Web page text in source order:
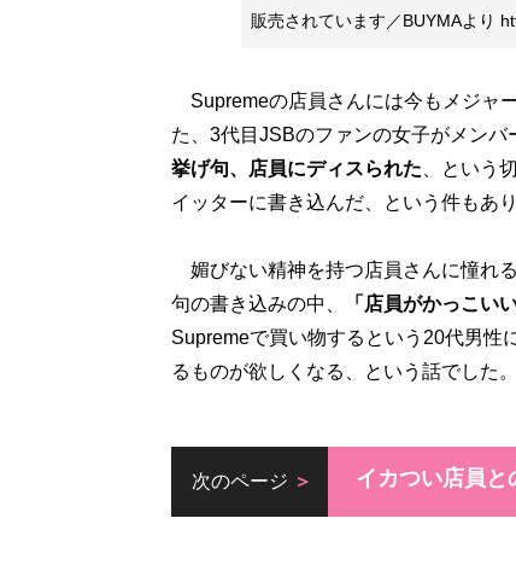
販売されています／BUYMAより
Supremeの店員さんには今もメジャ
た、3代目JSBのファンの女子がメンバ
挙げ句、店員にディスられた 、という
イッターに書き込んだ、という件もあり
媚びない精神を持つ店員さんに憧れ
句の書き込みの中、
「店員がかっこい
Supremeで買い物するという20代男性
るものが欲しくなる、という話でした。
次のページ イカつい店員と